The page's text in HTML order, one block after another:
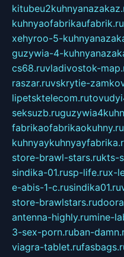
kuhnyaofabrikaufabrik.ru
xehyroo-5-
guzywia-4-
cs68.ruvladivostok-
raszar.ruvskrytie-
lipetsktelecom.ru
seksuzb.ru
fabrikaofabrikaokuhny.ru
store-brawl-stars.rukts-
sindika-01.rusp-life.rux-
e-abis-1-c.rusindika01.ru
store-brawlstars.ru
antenna-highly.rumine-
3-sex-porn.ruban-
viagra-tablet.ru